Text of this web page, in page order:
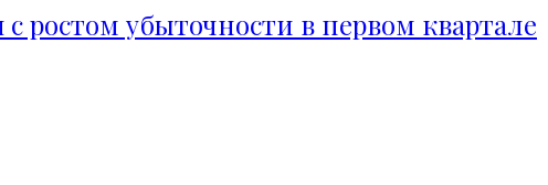
ростом убыточности в первом квартале